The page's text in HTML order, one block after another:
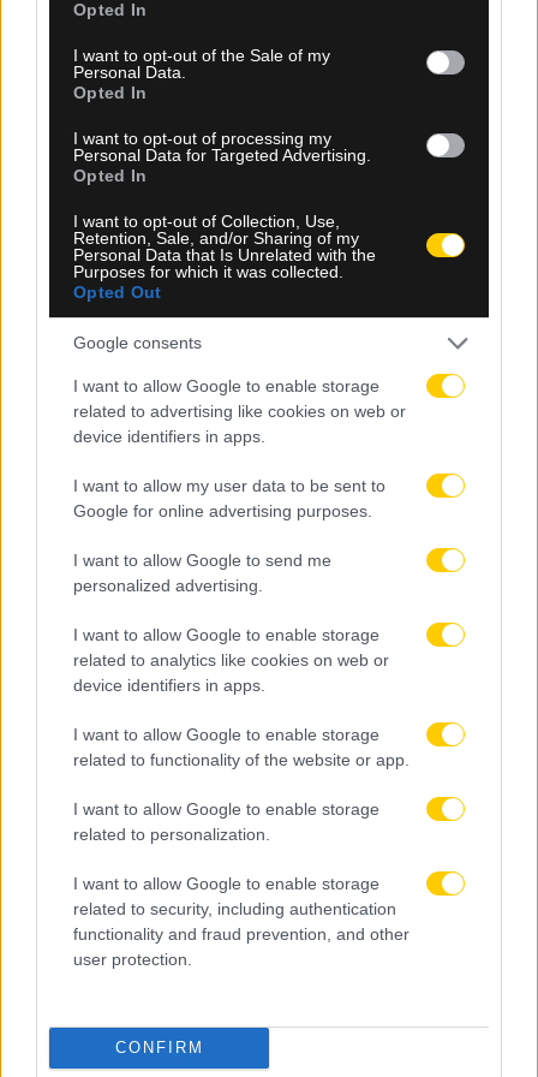
use your data for below specified purposes in below Google
consent section.
Opted In
I want to opt-out of the Sale of my
Personal Data.
Opted In
I want to opt-out of processing my
Personal Data for Targeted Advertising.
Opted In
I want to opt-out of Collection, Use,
Retention, Sale, and/or Sharing of my
Personal Data that Is Unrelated with the
Purposes for which it was collected.
Opted Out
Google consents
I want to allow Google to enable storage
related to advertising like cookies on web or
device identifiers in apps.
I want to allow my user data to be sent to
Google for online advertising purposes.
I want to allow Google to send me
personalized advertising.
I want to allow Google to enable storage
related to analytics like cookies on web or
device identifiers in apps.
I want to allow Google to enable storage
related to functionality of the website or app.
I want to allow Google to enable storage
related to personalization.
I want to allow Google to enable storage
related to security, including authentication
functionality and fraud prevention, and other
user protection.
CONFIRM
09.08.2026, 16:18
Τελωνείο Κήπων: Κατάσχεση 10 τόνων φρέον
αξίας 900.000 ευρώ